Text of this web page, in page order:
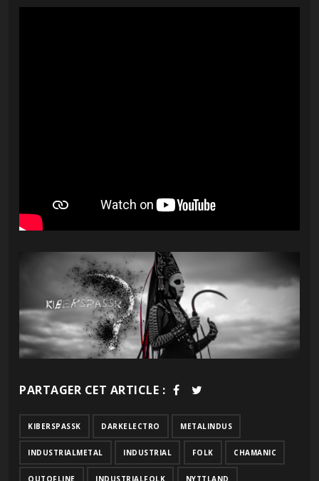
PARTAGER CET ARTICLE :
KIBERSPASSK DARKELECTRO METALINDUS
INDUSTRIALMETAL INDUSTRIAL FOLK CHAMANIC
OUTOFLINE INDUSTRIALFOLK NYTTLAND